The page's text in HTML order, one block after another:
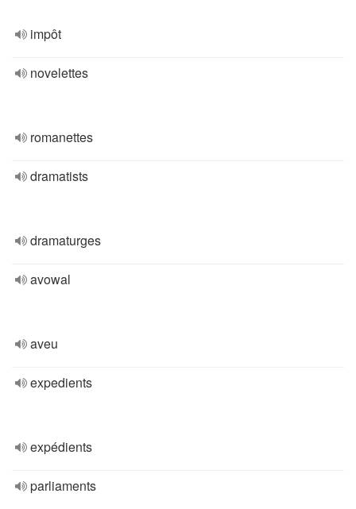
impôt
novelettes
romanettes
dramatists
dramaturges
avowal
aveu
expedients
expédients
parliaments